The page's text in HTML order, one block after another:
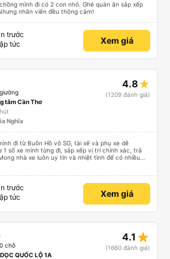
mình đi có 2 con nhỏ. Ghé quán ăn sắp xếp
nhân viên đều thông cảm!
trước
tức
Xem giá
4.8
(1209 đánh giá)
tâm Cần Thơ
Nghĩa
đi từ Buôn Hồ vô SG, tài xế và phụ xe dễ
1 số xe mình từng đi, sắp xếp vị trí chính xác, trả
nhà xe luôn uy tín và nhiệt tình để có nhiều
trước
tức
Xem giá
chỗ
4.1 star_rate
(1660 đánh giá)
QUỐC LỘ 1A